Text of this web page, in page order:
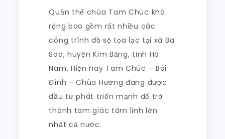
Quần thể chùa Tam Chúc khá
rộng bao gồm rất nhiều các
công trình đồ sộ tọa lạc tại xã Ba
Sao, huyện Kim Bảng, tỉnh Hà
Nam. Hiện nay Tam Chúc – Bái
Đính – Chùa Hương đang được
đầu tư phát triển mạnh để trở
thành tam giác tâm linh lớn
nhất cả nước.